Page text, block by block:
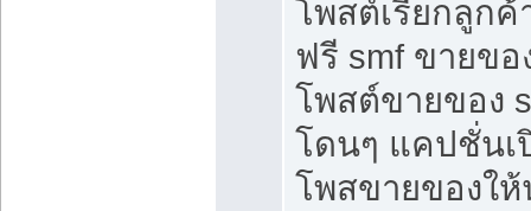
โพสต์เรียกลูกค้
ฟรี smf ขายขอ
โพสต์ขายของ
โดนๆ แคปชั่นเ
โพสขายของใ